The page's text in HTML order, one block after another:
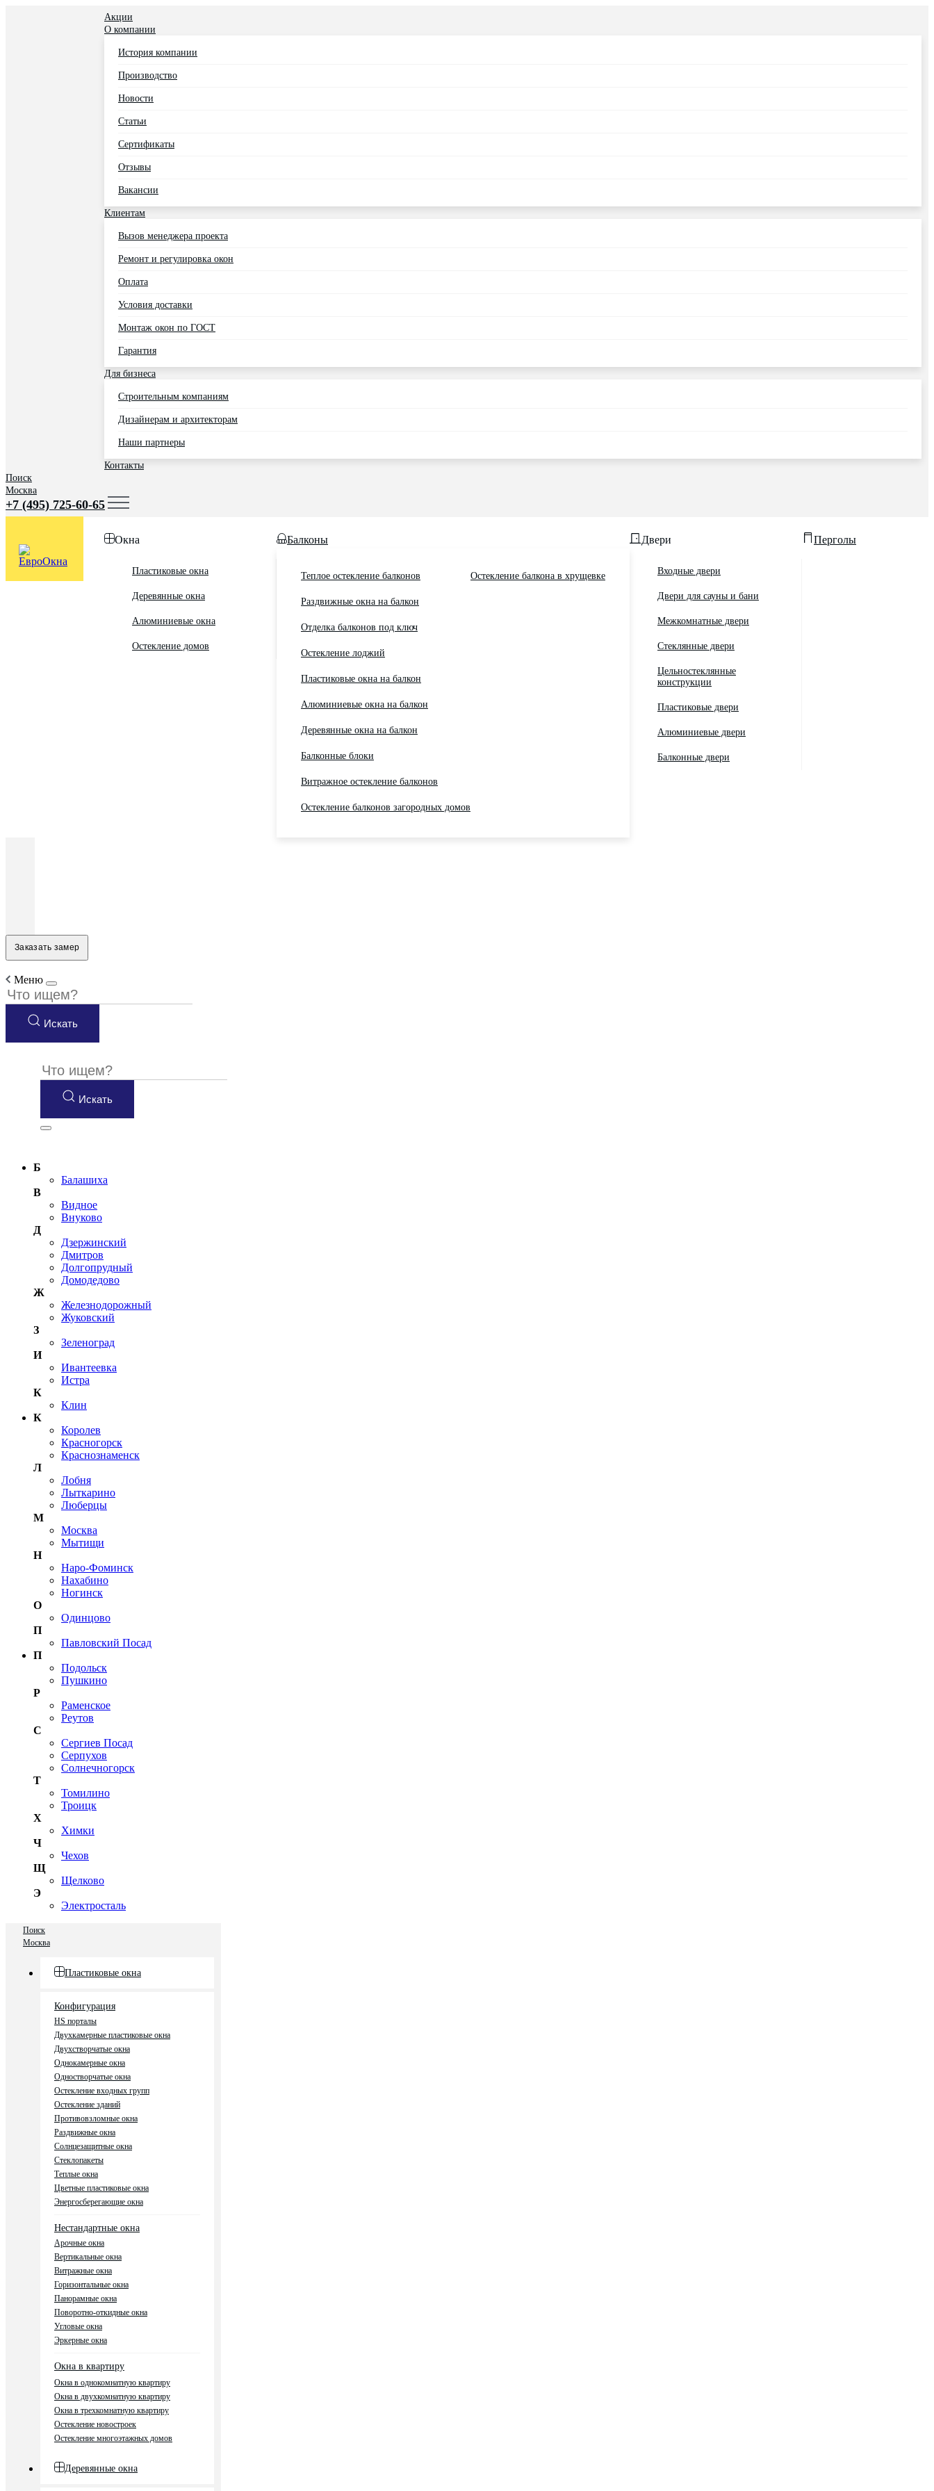
Акции
О компании
История компании
Производство
Новости
Статьи
Сертификаты
Отзывы
Вакансии
Клиентам
Вызов менеджера проекта
Ремонт и регулировка окон
Оплата
Условия доставки
Монтаж окон по ГОСТ
Гарантия
Для бизнеса
Строительным компаниям
Дизайнерам и архитекторам
Наши партнеры
Контакты
Поиск
Москва
+7 (495) 725-60-65
Окна
Пластиковые окна
Деревянные окна
Алюминиевые окна
Остекление домов
Балконы
Теплое остекление балконов
Раздвижные окна на балкон
Отделка балконов под ключ
Остекление лоджий
Пластиковые окна на балкон
Алюминиевые окна на балкон
Деревянные окна на балкон
Балконные блоки
Витражное остекление балконов
Остекление балконов загородных домов
Остекление балкона в хрущевке
Двери
Входные двери
Двери для сауны и бани
Межкомнатные двери
Стеклянные двери
Цельностеклянные
конструкции
Пластиковые двери
Алюминиевые двери
Балконные двери
Перголы
Заказать замер
Меню
Искать
Искать
Б
Балашиха
В
Видное
Внуково
Д
Дзержинский
Дмитров
Долгопрудный
Домодедово
Ж
Железнодорожный
Жуковский
З
Зеленоград
И
Ивантеевка
Истра
К
Клин
К
Королев
Красногорск
Краснознаменск
Л
Лобня
Лыткарино
Люберцы
М
Москва
Мытищи
Н
Наро-Фоминск
Нахабино
Ногинск
О
Одинцово
П
Павловский Посад
П
Подольск
Пушкино
Р
Раменское
Реутов
С
Сергиев Посад
Серпухов
Солнечногорск
Т
Томилино
Троицк
Х
Химки
Ч
Чехов
Щ
Щелково
Э
Электросталь
Поиск
Москва
Пластиковые окна
Конфигурация
HS порталы
Двухкамерные пластиковые окна
Двухстворчатые окна
Однокамерные окна
Одностворчатые окна
Остекление входных групп
Остекление зданий
Противовзломные окна
Раздвижные окна
Солнцезащитные окна
Стеклопакеты
Теплые окна
Цветные пластиковые окна
Энергосберегающие окна
Нестандартные окна
Арочные окна
Вертикальные окна
Витражные окна
Горизонтальные окна
Панорамные окна
Поворотно-откидные окна
Угловые окна
Эркерные окна
Окна в квартиру
Окна в однокомнатную квартиру
Окна в двухкомнатную квартиру
Окна в трехкомнатную квартиру
Остекление новостроек
Остекление многоэтажных домов
Деревянные окна